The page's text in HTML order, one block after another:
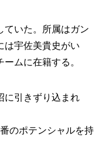
いた。所属はガン
は宇佐美貴史がい
ムに在籍する。
引きずり込まれ
のポテンシャルを持